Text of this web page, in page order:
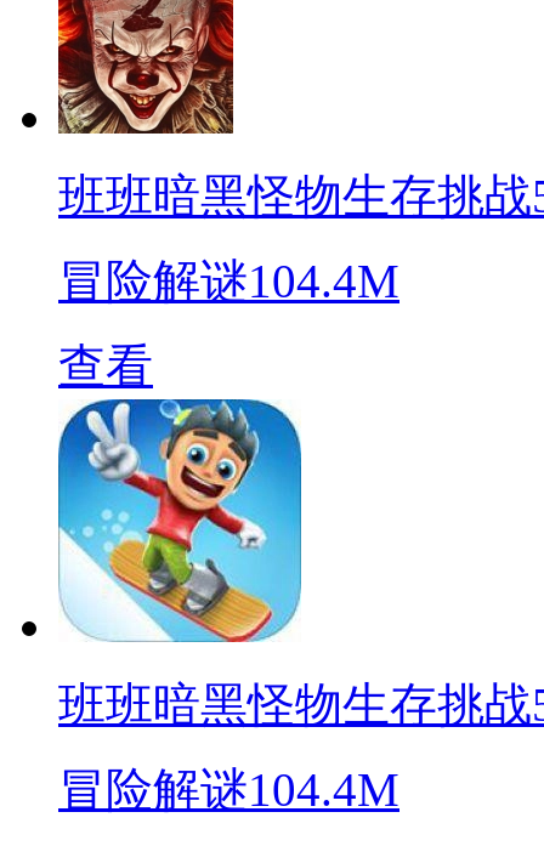
班班暗黑怪物生存挑战
冒险解谜104.4M
查看
班班暗黑怪物生存挑战
冒险解谜104.4M